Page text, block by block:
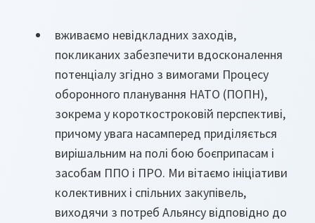
вживаємо невідкладних заходів,
покликаних забезпечити вдосконалення
потенціалу згідно з вимогами Процесу
оборонного планування НАТО (ПОПН),
зокрема у короткостроковій перспективі,
причому увага насамперед приділяється
вирішальним на полі бою боєприпасам і
засобам ППО і ПРО. Ми вітаємо ініціативи
колективних і спільних закупівель,
виходячи з потреб Альянсу відповідно до